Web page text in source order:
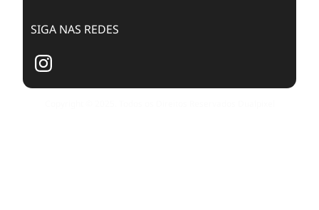
SIGA NAS REDES